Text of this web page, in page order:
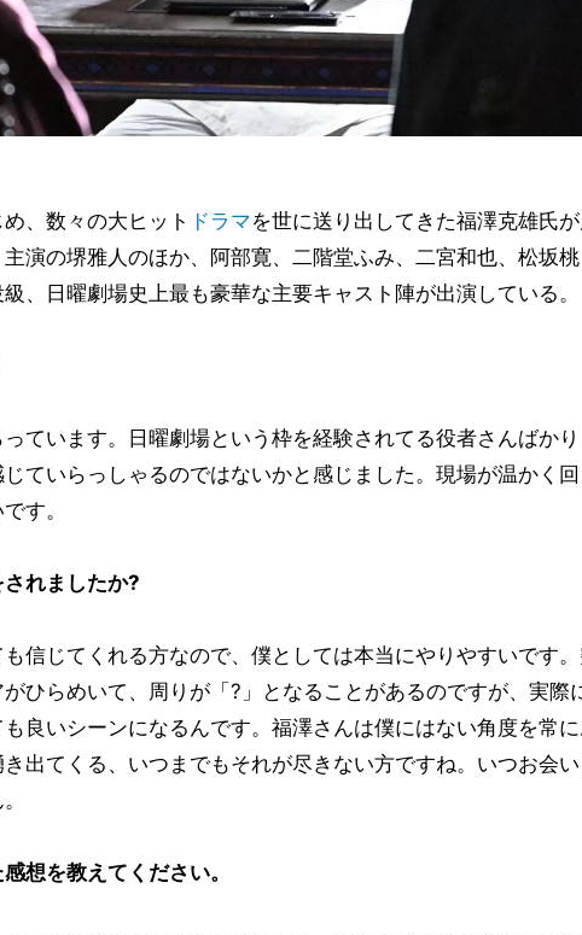
、数々の大ヒット ドラマを世に送り出してきた福澤克雄氏
演の堺雅人のほか、阿部寛、二階堂ふみ、二宮和也、松坂桃
、日曜劇場史上最も豪華な主要キャスト陣が出演している。
ています。日曜劇場という枠を経験されてる役者さんばかり
ていらっしゃるのではないかと感じました。現場が温かく回
す。
れましたか?
信じてくれる方なので、僕としては本当にやりやすいです
ひらめいて、周りが「?」となることがあるのですが、実際
良いシーンになるんです。福澤さんは僕にはない角度を常
出てくる、いつまでもそれが尽きない方ですね。いつお会い
想を教えてください。